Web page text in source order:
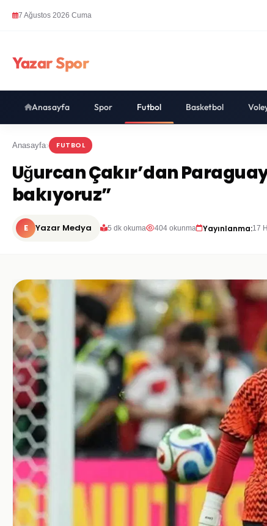
7 Ağustos 2026 Cuma
Yazar Spor
Anasayfa Spor Futbol Basketbol
Anasayfa FUTBOL
Uğurcan Çakır’dan
bakıyoruz”
E Yazar Medya 5 dk okuma 404 okunma Yayınlanma:17